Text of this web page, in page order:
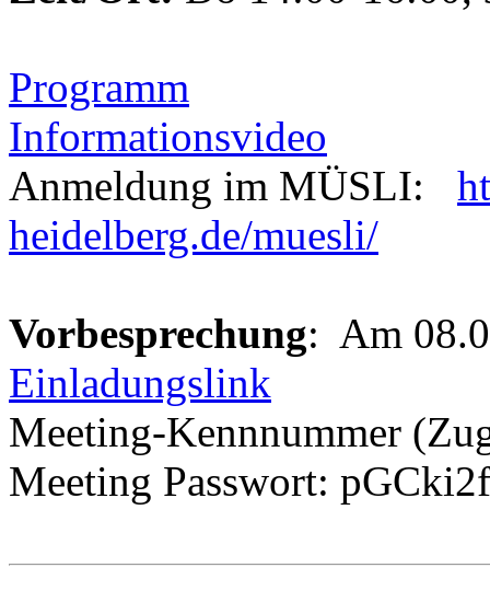
Programm
Informationsvideo
Anmeldung im MÜSLI:
heidelberg.de/muesli/
Vorbesprechung: Am
Einladungslink
Meeting-Kennnummer
Meeting Passwort: